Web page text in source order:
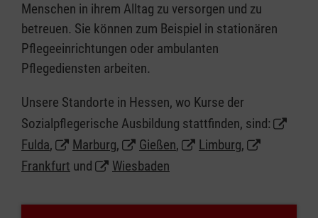
Menschen in ihrem Alltag zu versorgen und zu
betreuen. Sie können zum Beispiel in stationären
Pflegeeinrichtungen oder ambulanten
Pflegediensten arbeiten.
Unsere Standorte in Hessen, wo Kurse der
Sozialpflegerische Ausbildung stattfinden, sind:
Fulda, Marburg, Gießen, Limburg,
Frankfurt und Wiesbaden